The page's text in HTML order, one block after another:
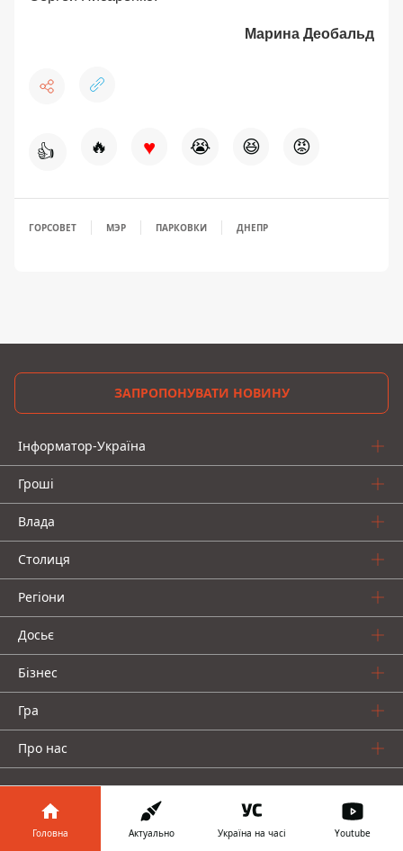
Марина Деобальд
👍 🔥 ♥ 😭 😆 😡
ГОРСОВЕТ МЭР ПАРКОВКИ ДНЕПР
ЗАПРОПОНУВАТИ НОВИНУ
Інформатор-Україна
Гроші
Влада
Столиця
Регіони
Досьє
Бізнес
Гра
Про нас
Головна Актуально Україна на часі Youtube